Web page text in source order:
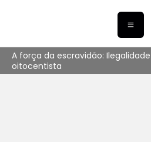
A força da escravidão:
oitocentista